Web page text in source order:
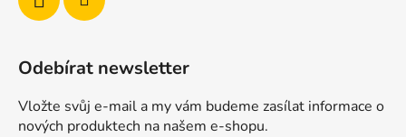
Odebírat newsletter
Vložte svůj e-mail a my vám budeme zasílat informace o
nových produktech na našem e-shopu.